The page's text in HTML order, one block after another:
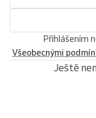
Přihlášením
Všeobecnými
Ještě